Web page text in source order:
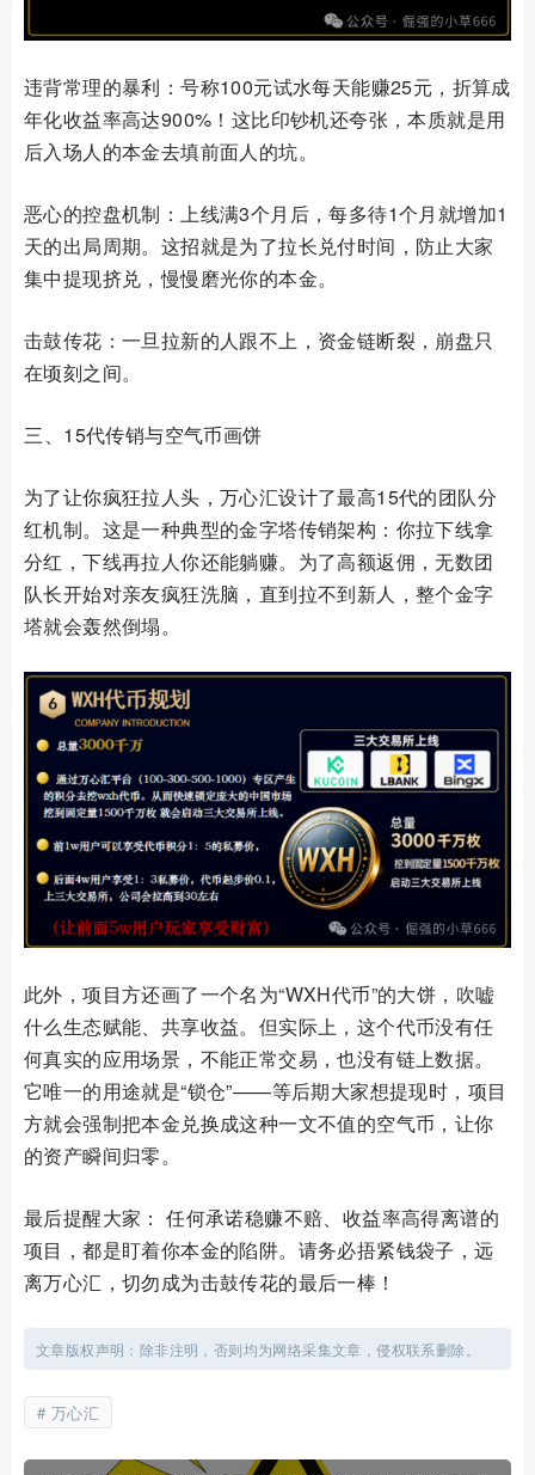
违背常理的暴利：号称100元试水每天能赚25元，折算成
年化收益率高达900%！这比印钞机还夸张，本质就是用
后入场人的本金去填前面人的坑。
恶心的控盘机制：上线满3个月后，每多待1个月就增加1
天的出局周期。这招就是为了拉长兑付时间，防止大家
集中提现挤兑，慢慢磨光你的本金。
击鼓传花：一旦拉新的人跟不上，资金链断裂，崩盘只
在顷刻之间。
️三、15代传销与空气币画饼
为了让你疯狂拉人头，万心汇设计了最高15代的团队分
红机制。这是一种典型的金字塔传销架构：你拉下线拿
分红，下线再拉人你还能躺赚。为了高额返佣，无数团
队长开始对亲友疯狂洗脑，直到拉不到新人，整个金字
塔就会轰然倒塌。
此外，项目方还画了一个名为“WXH代币”的大饼，吹嘘
什么生态赋能、共享收益。但实际上，这个代币没有任
何真实的应用场景，不能正常交易，也没有链上数据。
它唯一的用途就是“锁仓”——等后期大家想提现时，项目
方就会强制把本金兑换成这种一文不值的空气币，让你
的资产瞬间归零。
最后提醒大家： 任何承诺稳赚不赔、收益率高得离谱的
项目，都是盯着你本金的陷阱。请务必捂紧钱袋子，远
离万心汇，切勿成为击鼓传花的最后一棒！
文章版权声明：除非注明，否则均为网络采集文章，侵权联系删除。
万心汇